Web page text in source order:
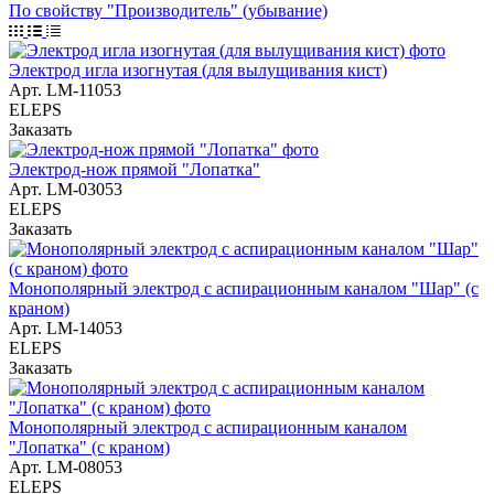
По свойству "Производитель" (убывание)
Электрод игла изогнутая (для вылущивания кист)
Арт. LM-11053
ELEPS
Заказать
Электрод-нож прямой "Лопатка"
Арт. LM-03053
ELEPS
Заказать
Монополярный электрод с аспирационным каналом "Шар" (с
краном)
Арт. LM-14053
ELEPS
Заказать
Монополярный электрод с аспирационным каналом
"Лопатка" (с краном)
Арт. LM-08053
ELEPS